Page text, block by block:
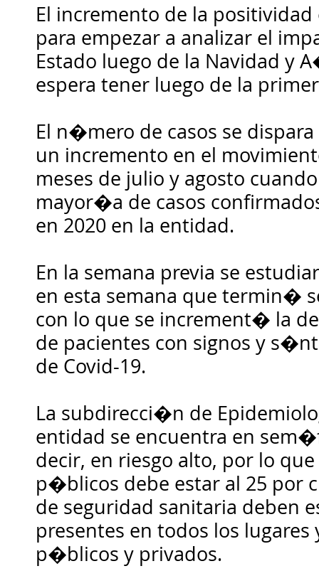
El incremento de la
para empezar a analizar el
Estado luego de la Navidad y
espera tener luego de la
El n�mero de casos se
un incremento en el
meses de julio y agosto
mayor�a de casos
en 2020 en la entidad.
En la semana previa se
en esta semana que termin�
con lo que se increment� la
de pacientes con signos y
de Covid-19.
La subdirecci�n de
entidad se encuentra en
decir, en riesgo alto, por lo
p�blicos debe estar al 25 por
de seguridad sanitaria deben
presentes en todos los
p�blicos y privados.